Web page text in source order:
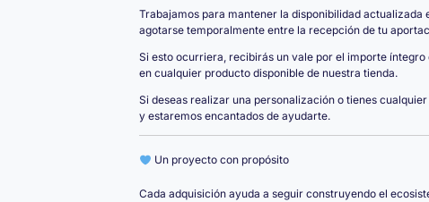
Trabajamos para mantener la disponibilidad
agotarse temporalmente entre la recepción de tu
Si esto ocurriera, recibirás un vale por el importe
en cualquier producto disponible de nuestra tienda.
Si deseas realizar una personalización o tienes
y estaremos encantados de ayudarte.
Un proyecto con propósito
Cada adquisición ayuda a seguir construyendo el